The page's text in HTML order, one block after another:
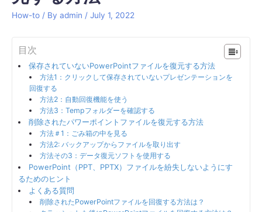
How-to / By admin / July 1, 2022
目次
保存されていないPowerPointファイルを復元する方法
方法1：クリックして保存されていないプレゼンテーションを
回復する
方法2：自動回復機能を使う
方法3：Tempフォルダーを確認する
削除されたパワーポイントファイルを復元する方法
方法＃1：ごみ箱の中を見る
方法2: バックアップからファイルを取り出す
方法その3：データ復元ソフトを使用する
PowerPoint（PPT、PPTX）ファイルを紛失しないようにす
るためのヒント
よくある質問
削除されたPowerPointファイルを回復する方法は？